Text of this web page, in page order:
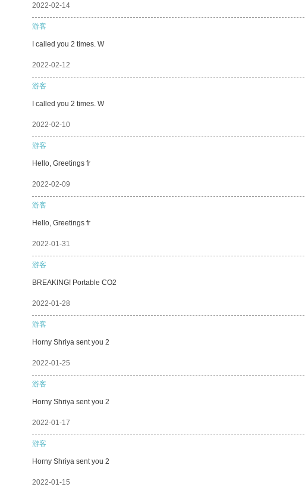
2022-02-14
游客
I called you 2 times. W
2022-02-12
游客
I called you 2 times. W
2022-02-10
游客
Hello, Greetings fr
2022-02-09
游客
Hello, Greetings fr
2022-01-31
游客
BREAKING! Portable CO2
2022-01-28
游客
Horny Shriya sent you 2
2022-01-25
游客
Horny Shriya sent you 2
2022-01-17
游客
Horny Shriya sent you 2
2022-01-15